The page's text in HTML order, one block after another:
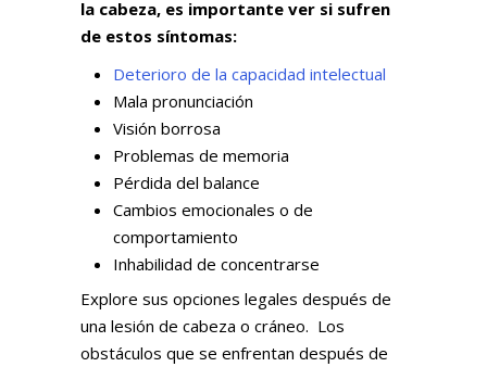
la cabeza, es importante ver si sufren
de estos síntomas:
Deterioro de la capacidad intelectual
Mala pronunciación
Visión borrosa
Problemas de memoria
Pérdida del balance
Cambios emocionales o de
comportamiento
Inhabilidad de concentrarse
Explore sus opciones legales después de
una lesión de cabeza o cráneo. Los
obstáculos que se enfrentan después de